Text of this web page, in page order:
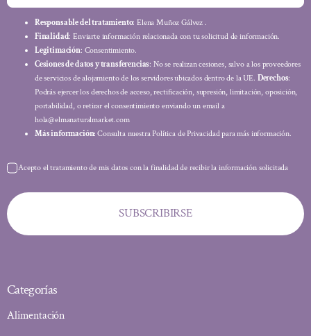
Responsable del tratamiento: Elena Muñoz Gálvez .
Finalidad: Enviarte información relacionada con tu solicitud de información.
Legitimación: Consentimiento.
Cesiones de datos y transferencias: No se realizan cesiones, salvo a los proveedores
de servicios de alojamiento de los servidores ubicados dentro de la UE. Derechos:
Podrás ejercer los derechos de acceso, rectificación, supresión, limitación, oposición,
portabilidad, o retirar el consentimiento enviando un email a
hola@elmanaturalmarket.com
Más información: Consulta nuestra Política de Privacidad para más información.
Acepto el tratamiento de mis datos con la finalidad de recibir la información solicitada
SUBSCRIBIRSE
Categorías
Alimentación